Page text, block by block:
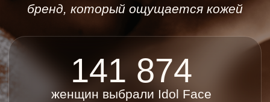
первый визит за 2 300 руб.3 100
записаться онлайн